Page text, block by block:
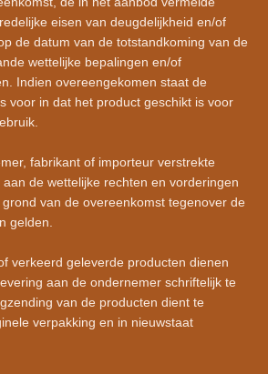
eisen van deugdelijkheid en/of
de datum van de totstandkoming van de
wettelijke bepalingen en/of
Indien overeengekomen staat de
voor in dat het product geschikt is voor
fabrikant of importeur verstrekte
de wettelijke rechten en vorderingen
van de overeenkomst tegenover de
gelden.
verkeerd geleverde producten dienen
aan de ondernemer schriftelijk te
van de producten dient te
verpakking en in nieuwstaat